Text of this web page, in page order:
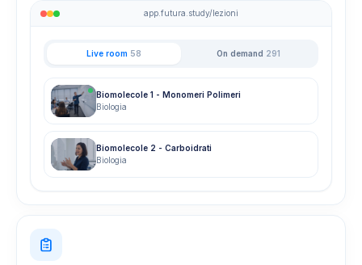
app.futura.study/lezioni
Live room 58 On demand 291
Biomolecole 1 - Monomeri Polimeri
Biologia
Biomolecole 2 - Carboidrati
Biologia